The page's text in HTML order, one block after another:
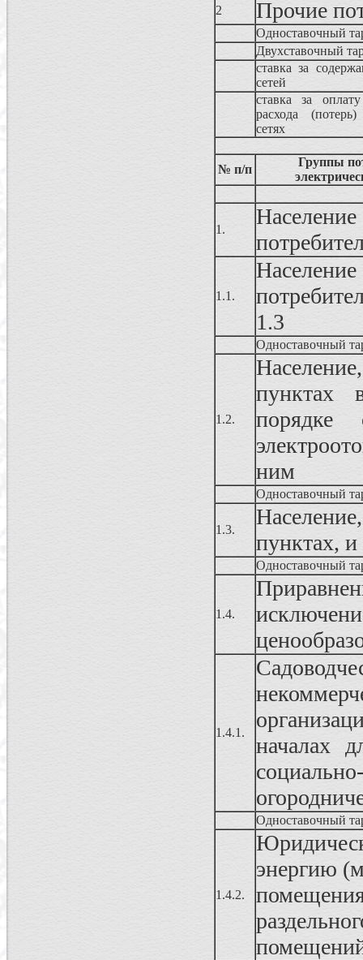
2 Прочие
Одноставочный
Двухставочный
ставка за
сетей
ставка за оплату
расхода
сетях
№ п/п
Группы
1.
1.1.
1.3
Одноставочный
1.2.
пунктах
порядке
ним
Одноставочный
1.3.
пунктах,
Одноставочный
1.4.
1.4.1.
началах
Одноставочный
1.4.2.
энергию